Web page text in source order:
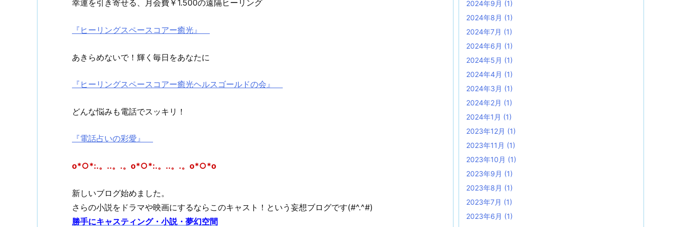
幸運を引き寄せる、月会費￥1.500の遠隔ヒーリング
『ヒーリングスペースコアー癒光』
あきらめないで！輝く毎日をあなたに
『ヒーリングスペースコアー癒光ヘルスゴールドの会』
どんな悩みも電話でスッキリ！
『電話占いの彩愛』
o*○*:.。..。.。o*○*:.。..。.。o*○*o
新しいブログ始めました。
さらの小説をドラマや映画にするならこのキャスト！という妄想ブログです(#^.^#)
勝手にキャスティング・小説・夢幻空間
2024年9月 (1)
2024年8月 (1)
2024年7月 (1)
2024年6月 (1)
2024年5月 (1)
2024年4月 (1)
2024年3月 (1)
2024年2月 (1)
2024年1月 (1)
2023年12月 (1)
2023年11月 (1)
2023年10月 (1)
2023年9月 (1)
2023年8月 (1)
2023年7月 (1)
2023年6月 (1)